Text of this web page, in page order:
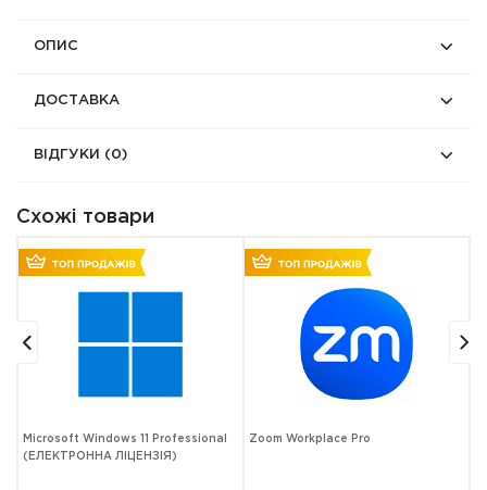
ОПИС
ДОСТАВКА
ВІДГУКИ (0)
Схожі товари
Microsoft Windows 11 Professional
(ЕЛЕКТРОННА ЛІЦЕНЗІЯ)
Zoom Workplace Pro